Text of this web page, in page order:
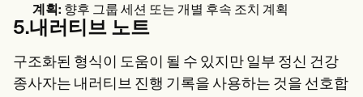
계획: 향후 그룹 세션 또는 개별 후속 조치 계획
5.내러티브 노트
구조화된 형식이 도움이 될 수 있지만 일부 정신 건강
종사자는 내러티브 진행 기록을 사용하는 것을 선호합